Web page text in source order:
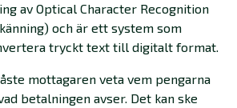
av Optical Character Recognition
och är ett system som
tryckt text till digitalt format.
mottagaren veta vem pengarna
betalningen avser. Det kan ske